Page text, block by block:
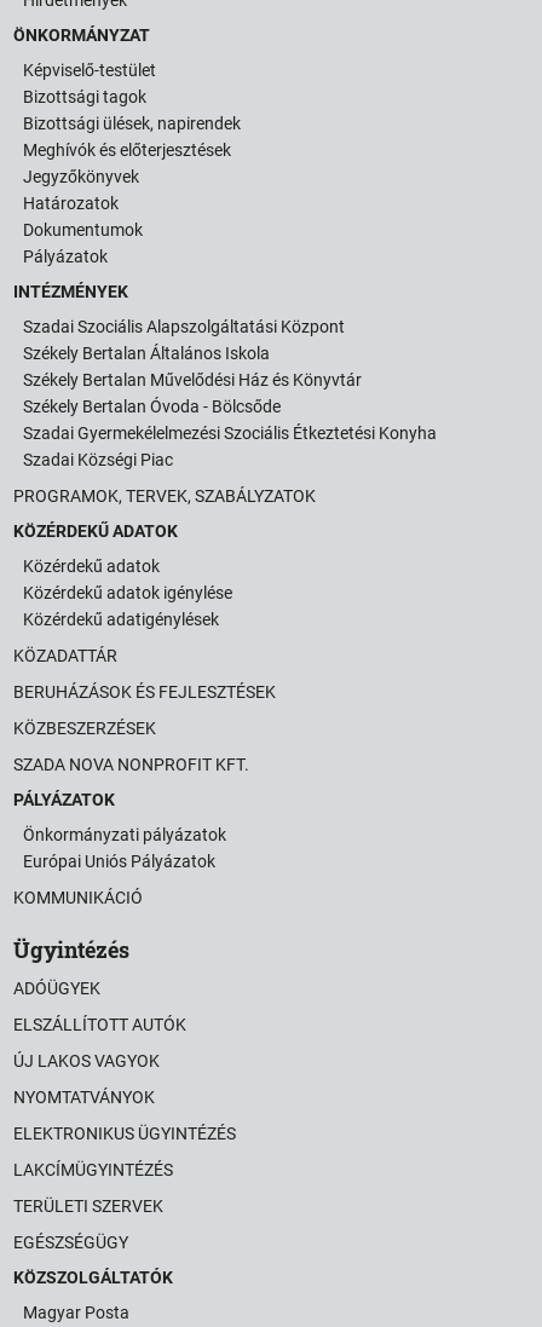
ÖNKORMÁNYZAT
Képviselő-testület
Bizottsági tagok
Bizottsági ülések, napirendek
Meghívók és előterjesztések
Jegyzőkönyvek
Határozatok
Dokumentumok
Pályázatok
INTÉZMÉNYEK
Szadai Szociális Alapszolgáltatási Központ
Székely Bertalan Általános Iskola
Székely Bertalan Művelődési Ház és Könyvtár
Székely Bertalan Óvoda - Bölcsőde
Szadai Gyermekélelmezési Szociális Étkeztetési Konyha
Szadai Községi Piac
PROGRAMOK, TERVEK, SZABÁLYZATOK
KÖZÉRDEKŰ ADATOK
Közérdekű adatok
Közérdekű adatok igénylése
Közérdekű adatigénylések
KÖZADATTÁR
BERUHÁZÁSOK ÉS FEJLESZTÉSEK
KÖZBESZERZÉSEK
SZADA NOVA NONPROFIT KFT.
PÁLYÁZATOK
Önkormányzati pályázatok
Európai Uniós Pályázatok
KOMMUNIKÁCIÓ
Ügyintézés
ADÓÜGYEK
ELSZÁLLÍTOTT AUTÓK
ÚJ LAKOS VAGYOK
NYOMTATVÁNYOK
ELEKTRONIKUS ÜGYINTÉZÉS
LAKCÍMÜGYINTÉZÉS
TERÜLETI SZERVEK
EGÉSZSÉGÜGY
KÖZSZOLGÁLTATÓK
Magyar Posta